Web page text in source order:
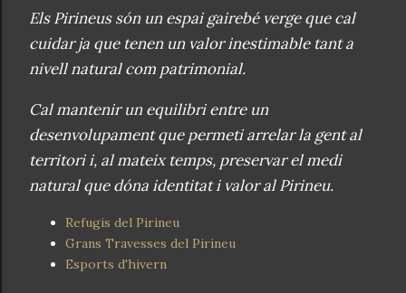
Els Pirineus són un espai gairebé verge que cal
cuidar ja que tenen un valor inestimable tant a
nivell natural com patrimonial.
Cal mantenir un equilibri entre un
desenvolupament que permeti arrelar la gent al
territori i, al mateix temps, preservar el medi
natural que dóna identitat i valor al Pirineu.
Refugis del Pirineu
Grans Travesses del Pirineu
Esports d'hivern